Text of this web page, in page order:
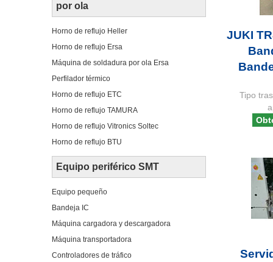
por ola
Horno de reflujo Heller
Horno de reflujo Ersa
Máquina de soldadura por ola Ersa
Perfilador térmico
Horno de reflujo ETC
Horno de reflujo TAMURA
Horno de reflujo Vitronics Soltec
Horno de reflujo BTU
Equipo periférico SMT
Equipo pequeño
Bandeja IC
Máquina cargadora y descargadora
Máquina transportadora
Controladores de tráfico
JUKI
Tipo